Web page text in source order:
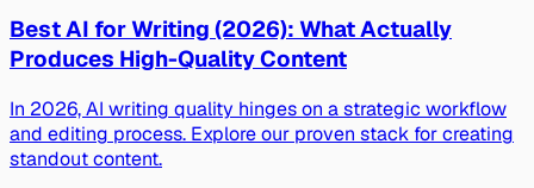
Best AI for Writing (2026): What Actually
Produces High-Quality Content
In 2026, AI writing quality hinges on a strategic workflow
and editing process. Explore our proven stack for creating
standout content.